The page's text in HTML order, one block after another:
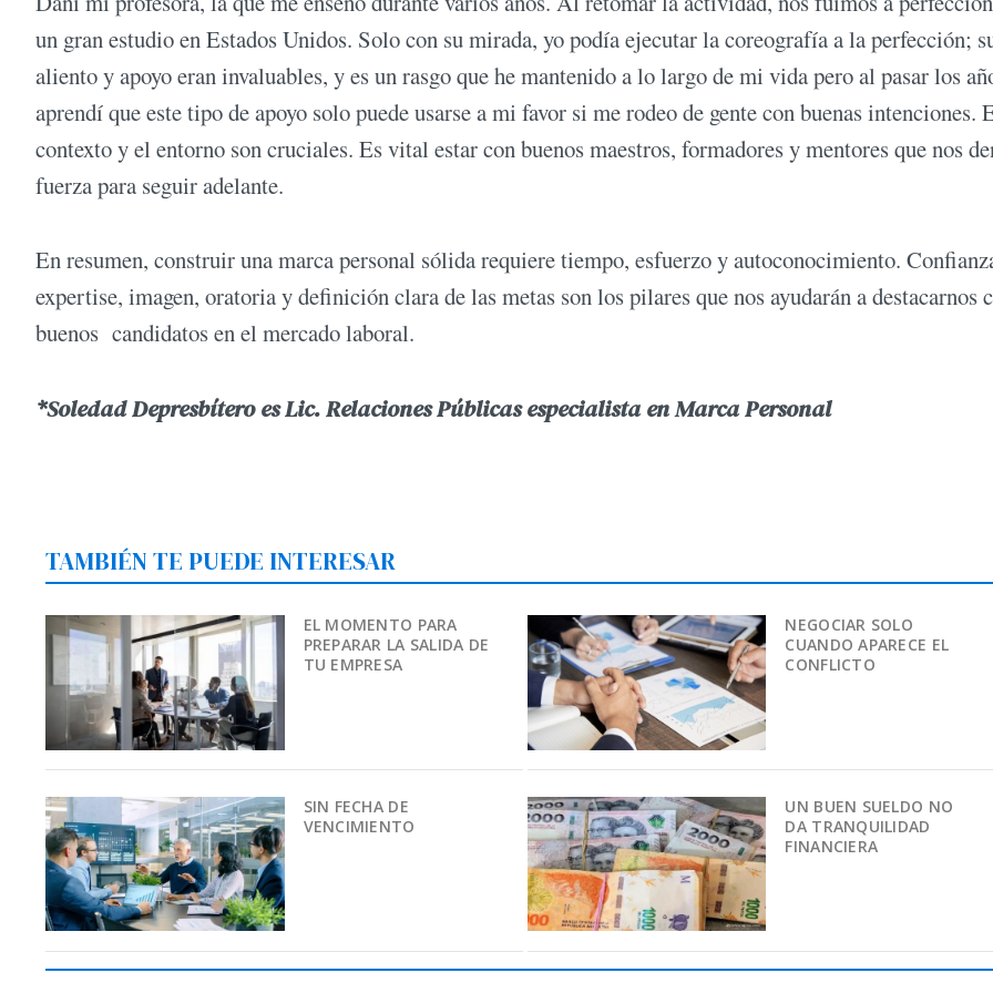
un gran estudio en Estados Unidos. Solo con su mirada, yo podía ejecutar la coreografía a la perfección;
aliento y apoyo eran invaluables, y es un rasgo que he mantenido a lo largo de mi vida pero al pasar los
aprendí que este tipo de apoyo solo puede usarse a mi favor si me rodeo de gente con buenas intenciones.
contexto y el entorno son cruciales. Es vital estar con buenos maestros, formadores y mentores que nos
fuerza para seguir adelante.
En resumen, construir una marca personal sólida requiere tiempo, esfuerzo y autoconocimiento.
expertise, imagen, oratoria y definición clara de las metas son los pilares que nos ayudarán a destacarnos
buenos candidatos en el mercado laboral.
*Soledad Depresbítero es Lic. Relaciones Públicas especialista en Marca Personal
TAMBIÉN TE PUEDE INTERESAR
EL MOMENTO PARA
PREPARAR LA SALIDA DE
TU EMPRESA
NEGOCIAR SOLO
CUANDO APARECE EL
CONFLICTO
SIN FECHA DE
VENCIMIENTO
UN BUEN SUELDO NO
DA TRANQUILIDAD
FINANCIERA